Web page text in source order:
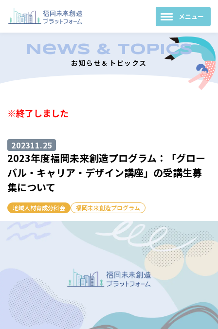
お知らせ＆トピックス
※終了しました
202311.25
2023年度福岡未来創造プログラム：「グロー
バル・キャリア・デザイン講座」の受講生募
集について
地域人材育成分科会 福岡未来創造プログラム